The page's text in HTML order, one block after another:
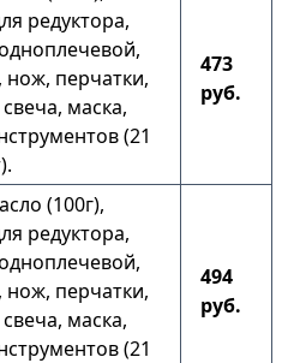
редуктора,
нож, перчатки,
маска,
(21
473
руб.
(100г),
редуктора,
нож, перчатки,
маска,
(21
494
руб.